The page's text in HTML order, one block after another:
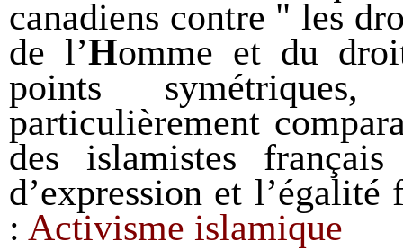
canadiens contre "les
de l’Homme et du
points
particulièrement
des islamistes
d’expression et
: Activisme islamique